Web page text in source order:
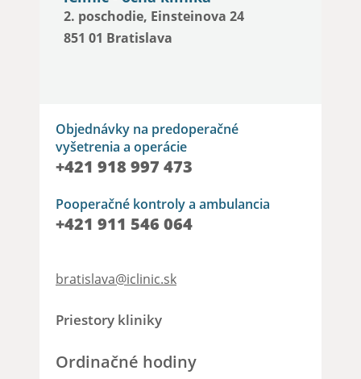
2. poschodie, Einsteinova 24
851 01 Bratislava
Objednávky na predoperačné
vyšetrenia a operácie
+421 918 997 473
Pooperačné kontroly a ambulancia
+421 911 546 064
bratislava@iclinic.sk
Priestory kliniky
Ordinačné hodiny